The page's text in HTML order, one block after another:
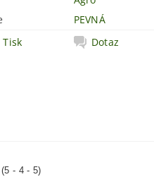
PEVNÁ
Tisk
Dotaz
- 4 - 5)